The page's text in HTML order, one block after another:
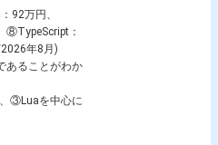
：92万円、
⑧TypeScript：
年8月)
あることがわか
、③Luaを中心に